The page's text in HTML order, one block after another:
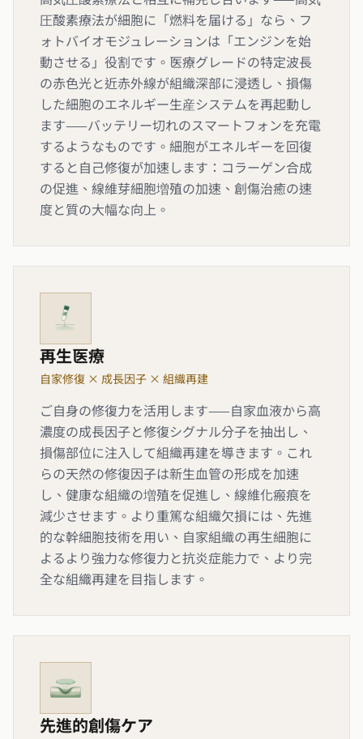
圧酸素療法が細胞に「燃料を届ける」なら、フ
ォトバイオモジュレーションは「エンジンを始
動させる」役割です。医療グレードの特定波長
の赤色光と近赤外線が組織深部に浸透し、損傷
した細胞のエネルギー生産システムを再起動し
ます——バッテリー切れのスマートフォンを充電
するようなものです。細胞がエネルギーを回復
すると自己修復が加速します：コラーゲン合成
の促進、線維芽細胞増殖の加速、創傷治癒の速
度と質の大幅な向上。
再生医療
自家修復 × 成長因子 × 組織再建
ご自身の修復力を活用します——自家血液から高
濃度の成長因子と修復シグナル分子を抽出し、
損傷部位に注入して組織再建を導きます。これ
らの天然の修復因子は新生血管の形成を加速
し、健康な組織の増殖を促進し、線維化瘢痕を
減少させます。より重篤な組織欠損には、先進
的な幹細胞技術を用い、自家組織の再生細胞に
よるより強力な修復力と抗炎症能力で、より完
全な組織再建を目指します。
先進的創傷ケア